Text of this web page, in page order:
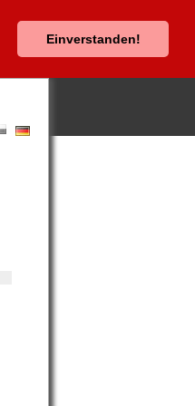
Einverstanden!